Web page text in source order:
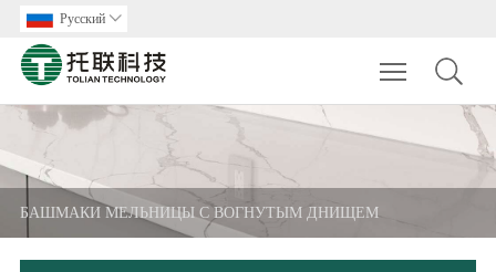
Pусский 
Toggle
БАШМАКИ МЕЛЬНИЦЫ С ВОГНУТЫМ ДНИЩЕМ